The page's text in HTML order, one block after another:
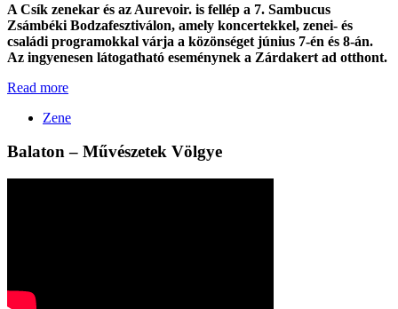
A Csík zenekar és az Aurevoir. is fellép a 7. Sambucus
Zsámbéki Bodzafesztiválon, amely koncertekkel, zenei- és
családi programokkal várja a közönséget június 7-én és 8-án.
Az ingyenesen látogatható eseménynek a Zárdakert ad otthont.
Read more
Zene
Balaton – Művészetek Völgye